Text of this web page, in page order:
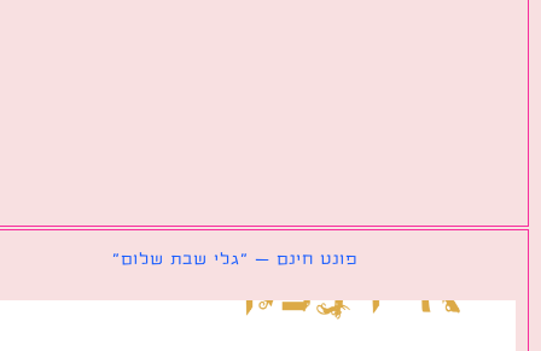
פונט חינם – ״גלי שבת שלום״